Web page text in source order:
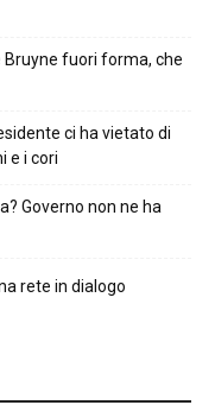
Bruyne fuori forma, che
ci ha vietato di
e i cori
Governo non ne ha
rete in dialogo